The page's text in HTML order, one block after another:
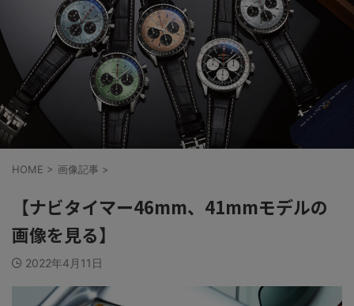
HOME > 画像記事 >
【ナビタイマー46mm、41mmモデルの
画像を見る】
2022年4月11日